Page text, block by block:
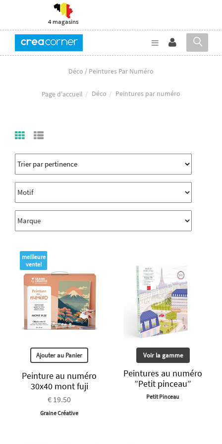
4 magasins
Déco / Peintures Par Numéro
Page d'accueil Déco Peintures par numéro
meilleure
vente!
Ajouter au Panier
Peinture au numéro
30x40 mont fuji
€ 19.50
Graine Créative
Voir la gamme
Peintures au numéro
”Petit pinceau”
Petit Pinceau